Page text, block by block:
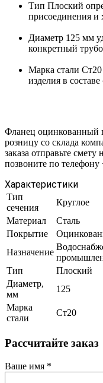
Тип Плоский
присоединения и
Диаметр 125 мм
конкретный
Марка стали Ст20
изделия в
Фланец оцинкованный
розницу со склада
заказа отправьте смету
позвоните по телефону
Характеристики
Тип
сечения
Круглое
Материал
Сталь
Покрытие
Назначение
Тип
Плоский
Диаметр,
мм
125
Марка
стали
Ст20
Рассчитайте заказ
Ваше имя *